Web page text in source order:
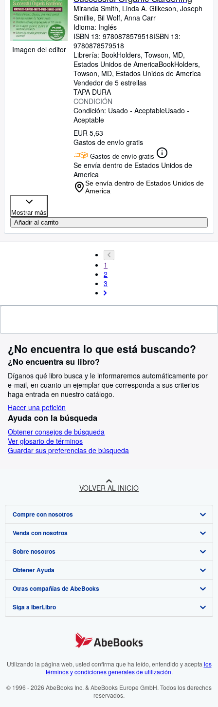
Imagen del editor
Miranda Smith, Linda A. Gilkeson, Joseph
Smillie, Bil Wolf, Anna Carr
Idioma: Inglés
ISBN 13: 9780878579518ISBN 13:
9780878579518
Librería: BookHolders, Towson, MD,
Estados Unidos de AmericaBookHolders,
Towson, MD, Estados Unidos de America
Vendedor de 5 estrellas
TAPA DURA
CONDICIÓN
Condición: Usado - AceptableUsado -
Aceptable
EUR 5,63
Gastos de envío gratis
Gastos de envío gratis
Se envía dentro de Estados Unidos de
America
Se envía dentro de Estados Unidos de
America
Mostrar más
Añadir al carrito
1
2
3
¿No encuentra lo que está buscando?
¿No encuentra su libro?
Díganos qué libro busca y le informaremos automáticamente por
e-mail, en cuanto un ejemplar que corresponda a sus criterios
haga entrada en nuestro catálogo.
Hacer una petición
Ayuda con la búsqueda
Obtener consejos de búsqueda
Ver glosario de términos
Guardar sus preferencias de búsqueda
VOLVER AL INICIO
Compre con nosotros
Búsqueda avanzada
Colecciones
Mi cuenta
Mis pedidos
Ver carrito
Venda con nosotros
Comenzar a vender
Únase a nuestro programa de afiliados
Recomiende un vendedor
Sobre nosotros
Sobre IberLibro
Medios
Empleo
Preferencias de cookies
Aviso de cookies
Obtener Ayuda
Preguntas frecuentes y guías
Atención al Cliente
Otras compañías de AbeBooks
AbeBooks.com
AbeBooks.fr
Siga a IberLibro
Utilizando la página web, usted confirma que ha leído, entendido y acepta los
términos y condiciones generales de utilización.
© 1996 - 2026 AbeBooks Inc. & AbeBooks Europe GmbH. Todos los derechos
reservados.